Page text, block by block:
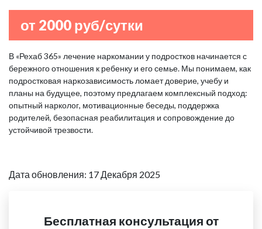
от 2000 руб/сутки
В «Рехаб 365» лечение наркомании у подростков начинается с
бережного отношения к ребенку и его семье. Мы понимаем, как
подростковая наркозависимость ломает доверие, учебу и
планы на будущее, поэтому предлагаем комплексный подход:
опытный нарколог, мотивационные беседы, поддержка
родителей, безопасная реабилитация и сопровождение до
устойчивой трезвости.
Дата обновления: 17 Декабря 2025
Бесплатная консультация от